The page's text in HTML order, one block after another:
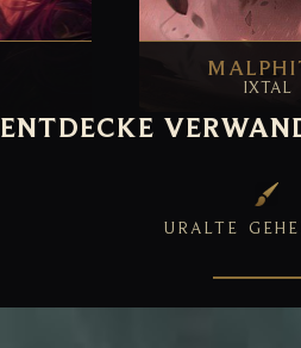
IXTAL
ENTDECKE
URALTE